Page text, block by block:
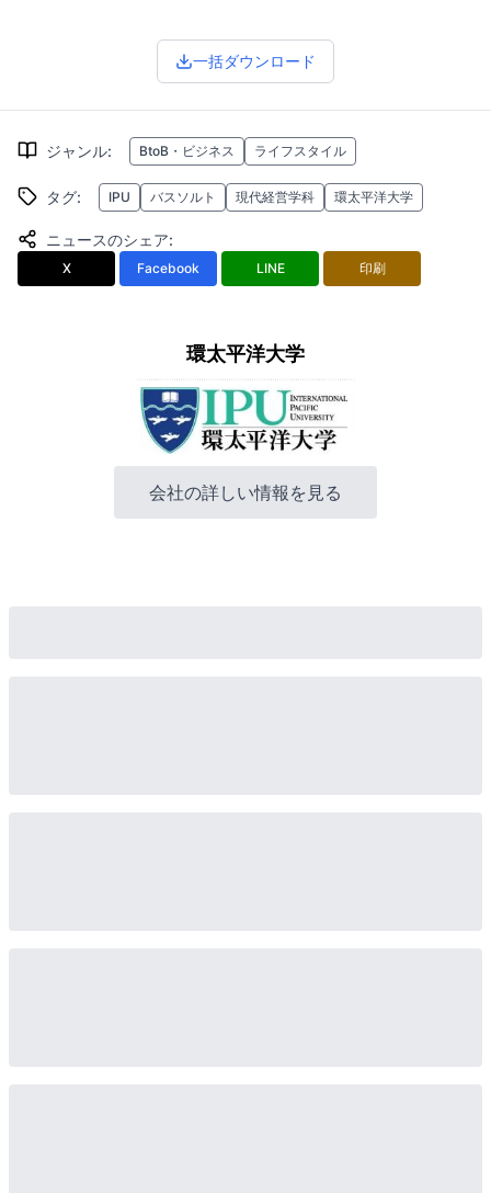
一括ダウンロード
ジャンル: BtoB・ビジネス ライフスタイル
タグ: IPU バスソルト 現代経営学科 環太平洋大学
ニュースのシェア:
X Facebook LINE 印刷
環太平洋大学
会社の詳しい情報を見る